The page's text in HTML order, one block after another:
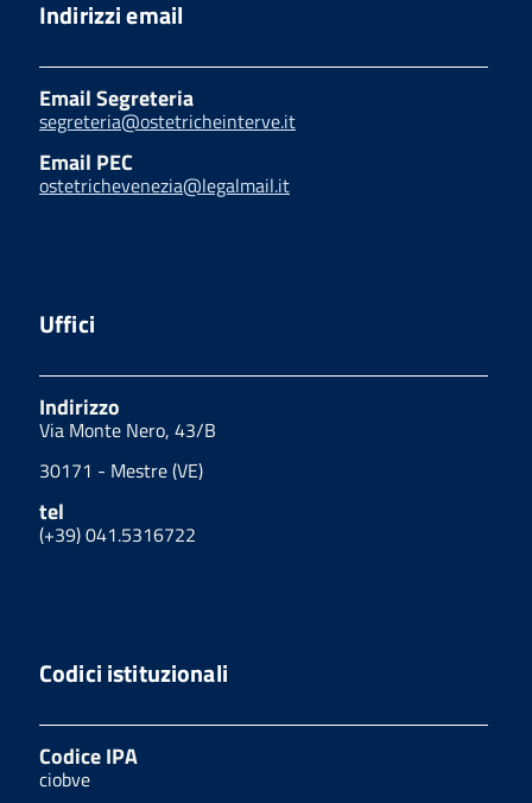
Indirizzi email
Email Segreteria
segreteria@ostetricheinterve.it
Email PEC
ostetrichevenezia@legalmail.it
Uffici
Indirizzo
Via Monte Nero, 43/B
30171 - Mestre (VE)
tel
(+39) 041.5316722
Codici istituzionali
Codice IPA
ciobve